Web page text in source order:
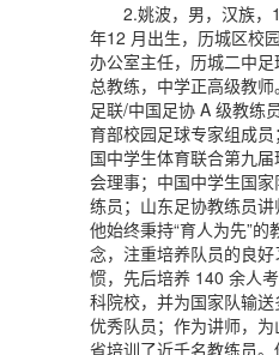
2.姚波，男，汉族，
年12 月出生，历城区校
办公室主任，历城二中足
总教练，中学正高级教师
足联/中国足协 A 级教练
育部校园足球专家组成员
国中学生体育联合第九届
会理事；中国中学生国家
练员；山东足协教练员讲
他始终秉持“育人为先”的
念，注重培养队员的良好
惯，先后培养 140 余人
科院校，并为国家队输送
优秀队员；作为讲师，为
省培训了近千名教练员。